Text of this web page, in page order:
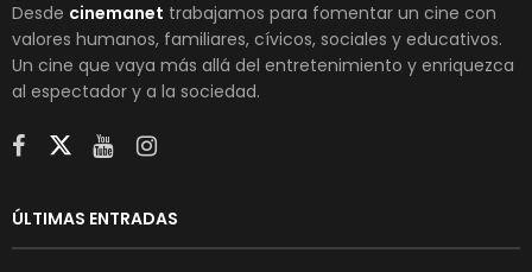
Desde cinemanet trabajamos para fomentar un cine con
valores humanos, familiares, cívicos, sociales y educativos.
Un cine que vaya más allá del entretenimiento y enriquezca
al espectador y a la sociedad.
ÚLTIMAS ENTRADAS